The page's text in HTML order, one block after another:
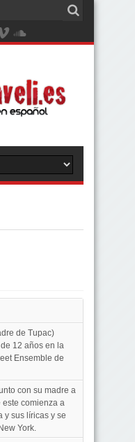
de Tupac)
12 años en la
Ensemble de
con su madre a
este comienza a
y sus líricas y se
York.